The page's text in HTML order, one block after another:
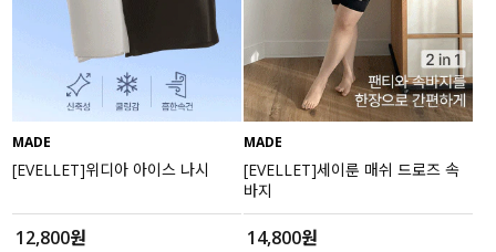
MADE
[EVELLET]위디아 아이스 나시
12,800원
MADE
[EVELLET]세이룬 매쉬 드로즈 속
바지
14,800원